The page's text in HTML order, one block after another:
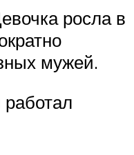
росла в
мужей.